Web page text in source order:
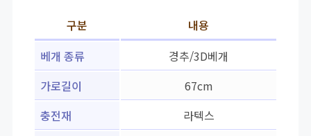
구분
내용
베개 종류
경추/3D베개
가로길이
67cm
충전재
라텍스